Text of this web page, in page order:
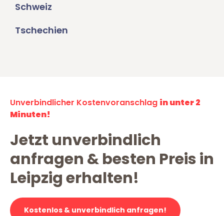
Schweiz
Tschechien
Unverbindlicher Kostenvoranschlag in unter 2
Minuten!
Jetzt unverbindlich
anfragen & besten Preis in
Leipzig erhalten!
Kostenlos & unverbindlich anfragen!